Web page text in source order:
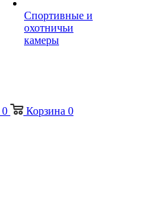
Спортивные и
охотничьи
камеры
0 Корзина 0